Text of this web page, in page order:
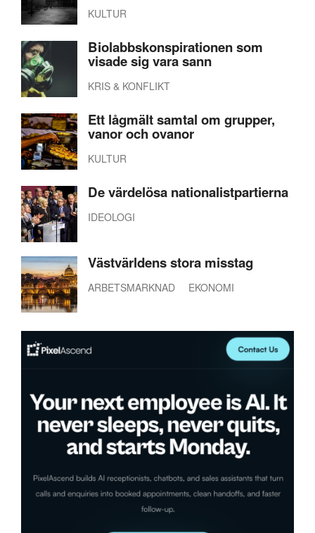
KULTUR
Biolabbskonspirationen som
visade sig vara sann
KRIS & KONFLIKT
Ett lågmält samtal om grupper,
vanor och ovanor
KULTUR
De värdelösa nationalistpartierna
IDEOLOGI
Västvärldens stora misstag
ARBETSMARKNAD EKONOMI